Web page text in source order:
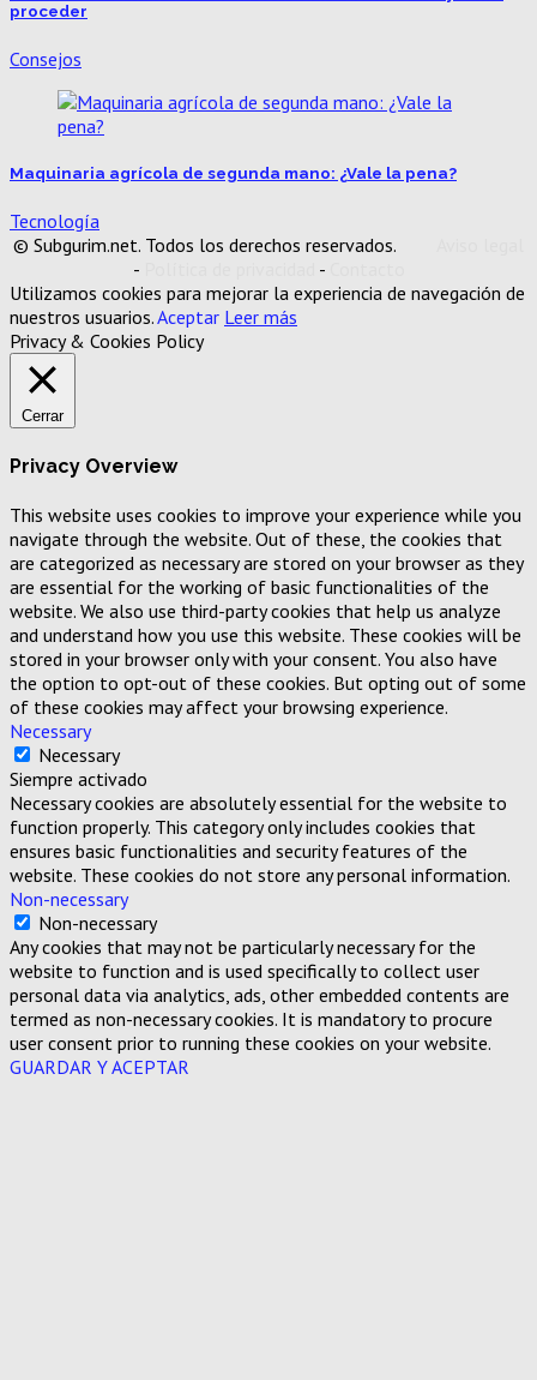
proceder
Consejos
Maquinaria agrícola de segunda mano: ¿Vale la pena?
Tecnología
© Subgurim.net. Todos los derechos reservados.
-
-
Utilizamos cookies para mejorar la experiencia de navegación de
nuestros usuarios.Aceptar Leer más
Privacy & Cookies Policy
Cerrar
Privacy Overview
This website uses cookies to improve your experience while you
navigate through the website. Out of these, the cookies that
are categorized as necessary are stored on your browser as they
are essential for the working of basic functionalities of the
website. We also use third-party cookies that help us analyze
and understand how you use this website. These cookies will be
stored in your browser only with your consent. You also have
the option to opt-out of these cookies. But opting out of some
of these cookies may affect your browsing experience.
Necessary
Necessary
Siempre activado
Necessary cookies are absolutely essential for the website to
function properly. This category only includes cookies that
ensures basic functionalities and security features of the
website. These cookies do not store any personal information.
Non-necessary
Non-necessary
Any cookies that may not be particularly necessary for the
website to function and is used specifically to collect user
personal data via analytics, ads, other embedded contents are
termed as non-necessary cookies. It is mandatory to procure
user consent prior to running these cookies on your website.
GUARDAR Y ACEPTAR